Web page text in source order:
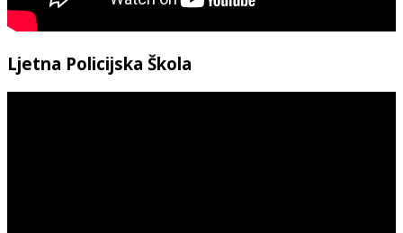
Ljetna Policijska Škola